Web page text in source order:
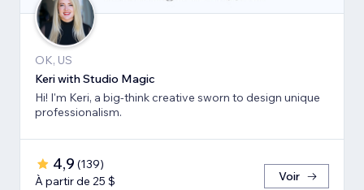
OK, US
Keri with Studio Magic
Hi! I'm Keri, a big-think creative sworn to design unique
professionalism.
4,9 (139)
À partir de 25 $
Voir